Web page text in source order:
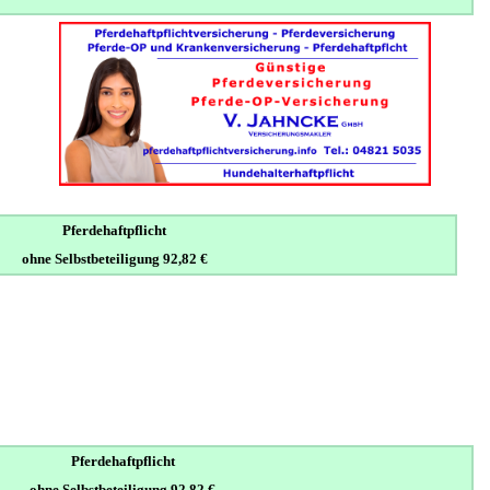
Pferdehaftpflicht
ohne Selbstbeteiligung 92,82 €
Pferdehaftpflicht